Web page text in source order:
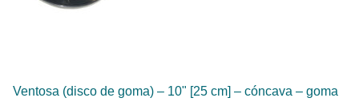
Ventosa (disco de goma) ‒ 10" [25 cm] ‒ cóncava ‒ goma